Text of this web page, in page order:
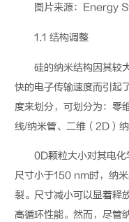
图片来源： Energy
1.1结构调整
硅的纳米结构因其较
快的电子传输速度而引起
度来划分，可划分为：零
线/纳米管、二维（2D ）
0D颗粒大小对其电
尺寸小于150 nm时，纳
裂。尺寸减小可以显着释
高循环性能。然而，尽管